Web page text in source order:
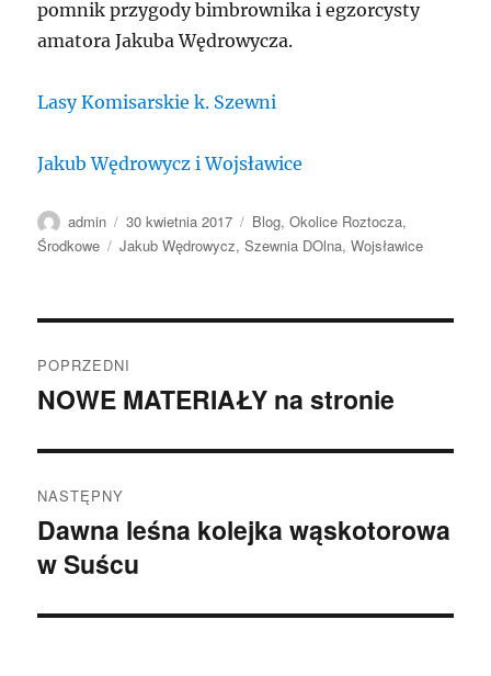
pomnik przygody bimbrownika i egzorcysty
amatora Jakuba Wędrowycza.
Lasy Komisarskie k. Szewni
Jakub Wędrowycz i Wojsławice
Autor
admin
Data
publikacji
30 kwietnia 2017 Kategorie
Blog,Okolice Roztocza,
Środkowe
Tagi
Jakub Wędrowycz,Szewnia DOlna,Wojsławice
wpisu
POPRZEDNI
Poprzedni
NOWE MATERIAŁY na stronie
NASTĘPNY
Następny
wpis:
Dawna leśna kolejka wąskotorowa
w Suścu